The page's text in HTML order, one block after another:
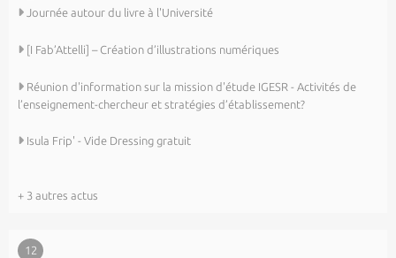
Journée autour du livre à l'Université
[I Fab’Attelli] – Création d’illustrations numériques
Réunion d'information sur la mission d'étude IGESR - Activités de
l’enseignement-chercheur et stratégies d’établissement?
Isula Frip' - Vide Dressing gratuit
+ 3 autres actus
12